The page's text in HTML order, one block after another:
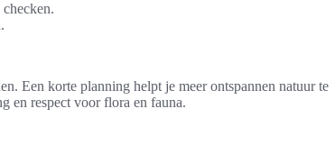
Een korte planning helpt je meer ontspannen natuur te
en respect voor flora en fauna.